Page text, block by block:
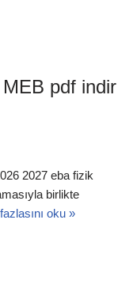
MEB pdf indir
2027 eba fizik
birlikte
oku »